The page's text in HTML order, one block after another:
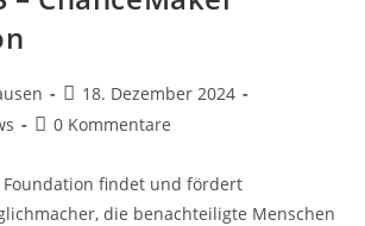
18. Dezember 2024
0 Kommentare
Foundation findet und fördert
die benachteiligte Menschen